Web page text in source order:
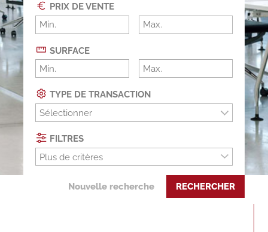
PRIX DE VENTE
SURFACE
TYPE DE TRANSACTION
Sélectionner
FILTRES
Plus de critères
Nouvelle recherche RECHERCHER